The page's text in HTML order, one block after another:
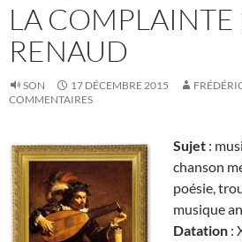
LA COMPLAINTE
RENAUD
SON 17 DÉCEMBRE 2015
COMMENTAIRES
Sujet :
chanson
poésie,
musique
Datation :